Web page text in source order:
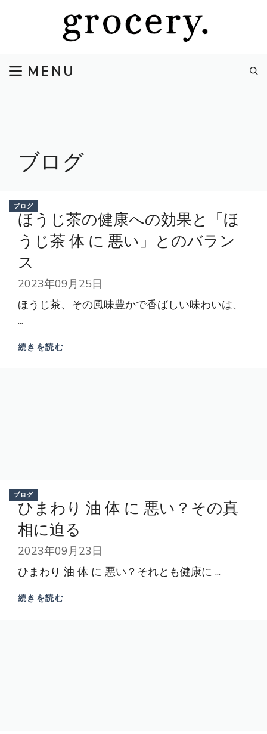
ツ
MENU
ブログ
ブログ
ほうじ茶の健康への効果と「ほ
うじ茶 体 に 悪い」とのバラン
ス
2023年09月25日
ほうじ茶、その風味豊かで香ばしい味わいは、
...
続きを読む
ブログ
ひまわり 油 体 に 悪い？その真
相に迫る
2023年09月23日
ひまわり 油 体 に 悪い？それとも健康に ...
続きを読む